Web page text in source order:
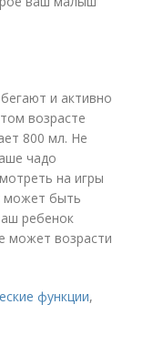
и активно
возрасте
800 мл. Не
чадо
на игры
может быть
ребенок
может возрасти
функции,